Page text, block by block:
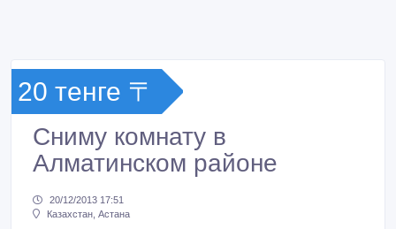
20 тенге 〒
Сниму комнату в
Алматинском районе
20/12/2013 17:51
Казахстан, Астана